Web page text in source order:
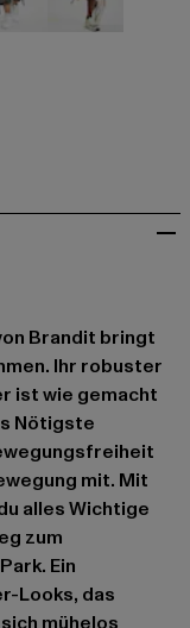
Brandit bringt
Ihr robuster
ist wie gemacht
Nötigste
mit. Mit
alles Wichtige
zum
Ein
Looks, das
mühelos